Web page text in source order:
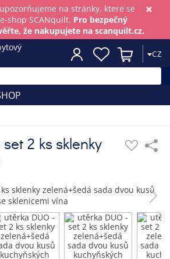
×
na stránky, které se
shop SCANquilt. Pro bezpečný
že nakupujete na scanquilt.cz.
CZ
2 ks sklenky